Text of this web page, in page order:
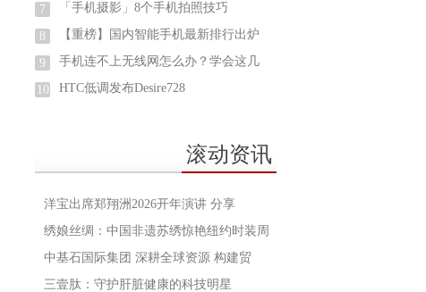
7 「手机摄影」8个手机拍照技巧
8 【重榜】国内智能手机最新排行出炉
9 手机连不上无线网怎么办？学会这几
10 HTC低调发布Desire728
滚动资讯
洋宝出席郑翔洲2026开年演讲 分享
绣娘丝绸：中国非遗苏绣惊艳纽约时装周
中基石国际集团 深耕全球资源 构建贸
三壹肽：守护肝脏健康的科技明星